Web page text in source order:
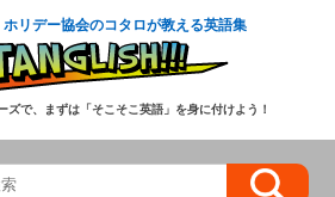
ホリデー協会のコタロが教える英語集
ズで、まずは「そこそこ英語」を身に付けよう！